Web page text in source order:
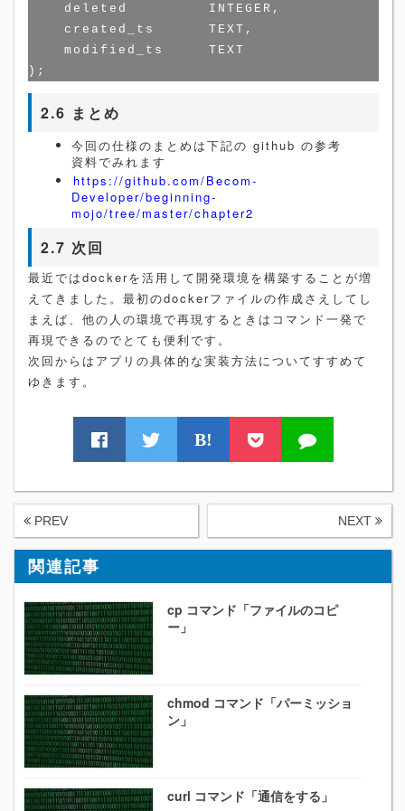
deleted         INTEGER,
created_ts      TEXT,
modified_ts     TEXT
2.6 まとめ
今回の仕様のまとめは下記の github の参考
資料でみれます
https://github.com/Becom-
Developer/beginning-
mojo/tree/master/chapter2
2.7 次回
最近ではdockerを活用して開発環境を構築することが増
えてきました。最初のdockerファイルの作成さえしてし
まえば、他の人の環境で再現するときはコマンド一発で
再現できるのでとても便利です。
次回からはアプリの具体的な実装方法についてすすめて
ゆきます。
B!
PREV NEXT
関連記事
cp コマンド「ファイルのコピ
ー」
chmod コマンド「パーミッショ
ン」
curl コマンド「通信をする」